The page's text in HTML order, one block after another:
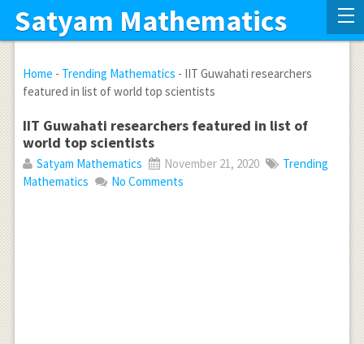
Satyam Mathematics
Home - Trending Mathematics - IIT Guwahati researchers
featured in list of world top scientists
IIT Guwahati researchers featured in list of
world top scientists
Satyam Mathematics November 21, 2020
Trending
Mathematics
No Comments